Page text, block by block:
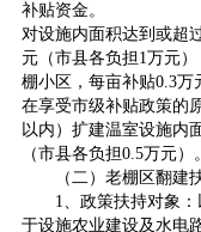
补贴资金。
对设施内面积达到或超
元（市县各负担1万元
棚小区，每亩补贴0.3万
在享受市级补贴政策的
以内）扩建温室设施内
（市县各负担0.5万元）。
（二）老棚区翻建
1、政策扶持对象：
于设施农业建设及水电